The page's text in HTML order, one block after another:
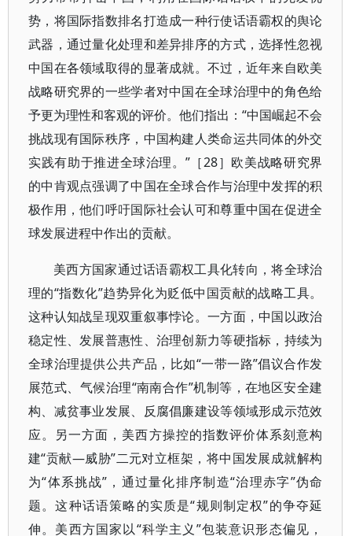
势，将国际指数排名打造成一种行使话语霸权的舆论
武器，通过量化处理和差异排序的方式，选择性忽视
中国在各领域取得的显著成就。不过，近年来自欧美
战略研究界的一些学者对中国在全球治理中的角色给
予更为理性和客观的评价。他们指出：“中国崛起不会
挑战现有国际秩序，中国构建人类命运共同体的外交
实践有助于推进全球治理。”［28］欧美战略研究界
的中肯观点强调了中国在全球合作与治理中发挥的积
极作用，他们呼吁国际社会认可和尊重中国在促进全
球发展进程中作出的贡献。
美西方国家通过话语霸权工具化转向，将全球治
理的“指数化”趋势异化为贬低中国贡献的战略工具。
这种认知战呈现双重叙事悖论。一方面，中国以政治
稳定性、发展普惠性、治理创新力等硬指标，持续为
全球治理提供公共产品，比如“一带一路”倡议合作发
展范式、气候治理“南南合作”机制等，在地区安全建
构、减贫事业发展、反腐倡廉建设等领域形成示范效
应。另一方面，美西方操控的指数评价体系刻意构
建“贡献—威胁”二元对立框架，将中国发展成就解构
为“体系挑战”，通过量化排序制造“治理赤字”伪命
题。这种话语策略的实质是“规则制定权”的争夺延
伸。美西方国家以“科学主义”包装意识形态偏见，